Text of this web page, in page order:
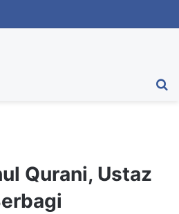
Qurani, Ustaz